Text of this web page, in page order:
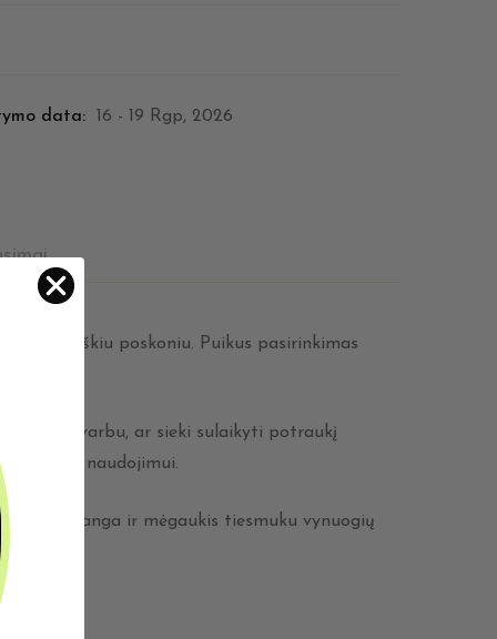
data: 16 - 19 Rgp, 2026
traškiu poskoniu. Puikus pasirinkimas
Nesvarbu, ar sieki sulaikyti potraukį
naudojimui.
įranga ir mėgaukis tiesmuku vynuogių